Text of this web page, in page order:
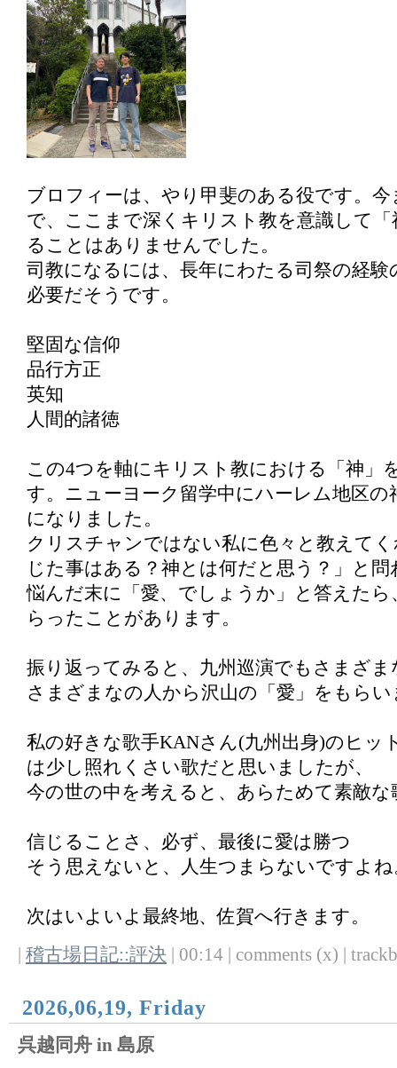
ブロフィーは、やり甲斐のある役です。今
で、ここまで深くキリスト教を意識して
ることはありませんでした。
司教になるには、長年にわたる司祭の経験
必要だそうです。
堅固な信仰
品行方正
英知
人間的諸徳
この4つを軸にキリスト教における「神」
す。ニューヨーク留学中にハーレム地区の
になりました。
クリスチャンではない私に色々と教えて
じた事はある？神とは何だと思う？」と問
悩んだ末に「愛、でしょうか」と答えた
らったことがあります。
振り返ってみると、九州巡演でもさまざま
さまざまなの人から沢山の「愛」をもら
私の好きな歌手KANさん(九州出身)のヒッ
は少し照れくさい歌だと思いましたが、
今の世の中を考えると、あらためて素敵
信じることさ、必ず、最後に愛は勝つ
そう思えないと、人生つまらないですよね
次はいよいよ最終地、佐賀へ行きます。
稽古場日記::評決 | 00:14 | comments (x) |
2026,06,19, Friday
呉越同舟 in 島原